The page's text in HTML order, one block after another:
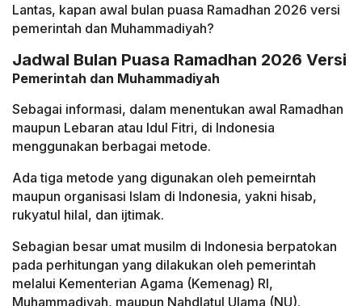
Lantas, kapan awal bulan puasa Ramadhan 2026 versi
pemerintah dan Muhammadiyah?
Jadwal Bulan Puasa Ramadhan 2026 Versi
Pemerintah dan Muhammadiyah
Sebagai informasi, dalam menentukan awal Ramadhan
maupun Lebaran atau Idul Fitri, di Indonesia
menggunakan berbagai metode.
Ada tiga metode yang digunakan oleh pemeirntah
maupun organisasi Islam di Indonesia, yakni hisab,
rukyatul hilal, dan ijtimak.
Sebagian besar umat musilm di Indonesia berpatokan
pada perhitungan yang dilakukan oleh pemerintah
melalui Kementerian Agama (Kemenag) RI,
Muhammadiyah, maupun Nahdlatul Ulama (NU).